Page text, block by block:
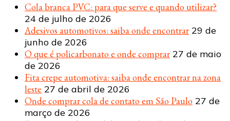
Cola branca PVC: para que serve e quando utilizar?
24 de julho de 2026
Adesivos automotivos: saiba onde encontrar 29 de
junho de 2026
O que é policarbonato e onde comprar 27 de maio
de 2026
Fita crepe automotiva: saiba onde encontrar na zona
leste 27 de abril de 2026
Onde comprar cola de contato em São Paulo 27 de
março de 2026